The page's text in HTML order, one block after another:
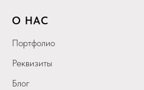
О НАС
Портфолио
Реквизиты
Блог